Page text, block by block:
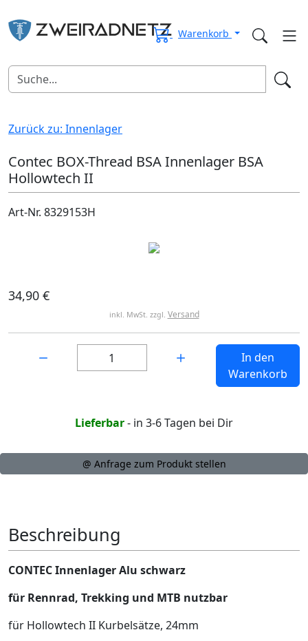
Warenkorb
Zurück zu: Innenlager
Contec BOX-Thread BSA Innenlager BSA
Hollowtech II
Art-Nr. 8329153H
34,90 €
inkl. MwSt. zzgl. Versand
In den
Warenkorb
Lieferbar- in 3-6 Tagen bei Dir
@ Anfrage zum Produkt stellen
Beschreibung
CONTEC Innenlager Alu schwarz
für Rennrad, Trekking und MTB nutzbar
für Hollowtech II Kurbelsätze, 24mm